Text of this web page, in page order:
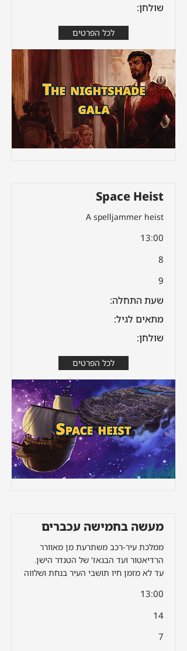
שולחן:
לכל הפרטים
Space Heist
A spelljammer heist
13:00
8
9
שעת התחלה:
מתאים לגיל:
שולחן:
לכל הפרטים
מעשה בחמישה עכברים
ממלכת עיר-רכב משתרעת מן מאוורר
הרדיאטור ועד הבגאז' של הטנדר הישן.
עד לא מזמן חיו תושבי העיר בנחת ושלווה
13:00
14
7